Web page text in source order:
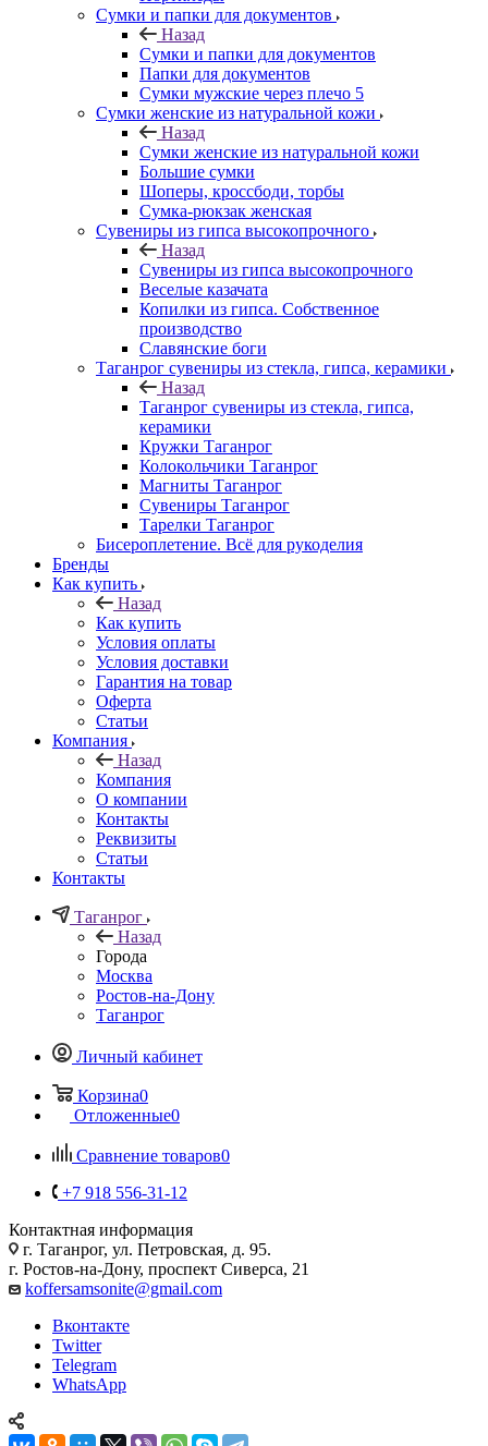
Сумки и папки для документов
Назад
Сумки и папки для документов
Папки для документов
Сумки мужские через плечо 5
Сумки женские из натуральной кожи
Назад
Сумки женские из натуральной кожи
Большие сумки
Шоперы, кроссбоди, торбы
Сумка-рюкзак женская
Сувениры из гипса высокопрочного
Назад
Сувениры из гипса высокопрочного
Веселые казачата
Копилки из гипса. Собственное
производство
Славянские боги
Таганрог сувениры из стекла, гипса, керамики
Назад
Таганрог сувениры из стекла, гипса,
керамики
Кружки Таганрог
Колокольчики Таганрог
Магниты Таганрог
Сувениры Таганрог
Тарелки Таганрог
Бисероплетение. Всё для рукоделия
Бренды
Как купить
Назад
Как купить
Условия оплаты
Условия доставки
Гарантия на товар
Оферта
Статьи
Компания
Назад
Компания
О компании
Контакты
Реквизиты
Статьи
Контакты
Таганрог
Назад
Города
Москва
Ростов-на-Дону
Таганрог
Личный кабинет
Корзина0
Отложенные0
Сравнение товаров0
+7 918 556-31-12
Контактная информация
г. Таганрог, ул. Петровская, д. 95.
г. Ростов-на-Дону, проспект Сиверса, 21
koffersamsonite@gmail.com
Вконтакте
Twitter
Telegram
WhatsApp